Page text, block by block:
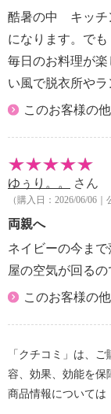
・約６ヵ月に１
り除く
【使用上の注意
※詳細は取扱説
・交流１００Ｖ
ない。
・タコ足配線や
・ＡＣアダプタ
・水につけたり
・幼児の手の届
・リモコンは磁
カーなどの医療
取り扱いに注
・次のような場
ガスレンジな
たる所、引火性
雨や水しぶきが
不安定な所や
・風を長時間か
酷暑の中 キッチ
になります。で
毎日のお料理が
い風で脱衣所やラ
このお客様の
ゆぅり。。 さん
（購入日：2026/06/06｜
両親へ
ネイビーの今ま
屋の空気が回るの
このお客様の
「クチコミ」は、
容、効果、効能を保
商品情報については